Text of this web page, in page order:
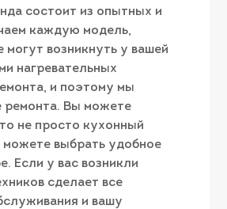
состоит из опытных и
каждую модель,
возникнуть у вашей
нагревательных
и поэтому мы
ремонта. Вы можете
не просто кухонный
можете выбрать удобное
Если у вас возникли
сделает все
и вашу